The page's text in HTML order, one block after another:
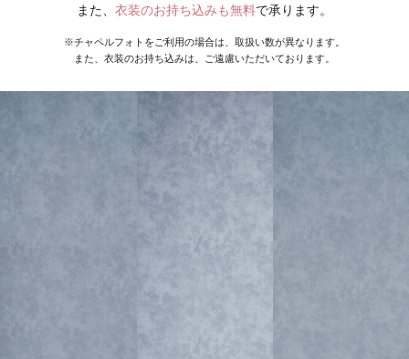
また、 衣装のお持ち込みも無料で承ります。
※チャペルフォトをご利用の場合は、取扱い数が異なります。
また、衣装のお持ち込みは、ご遠慮いただいております。